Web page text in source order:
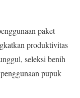
paket
produktivitas
seleksi benih
pupuk